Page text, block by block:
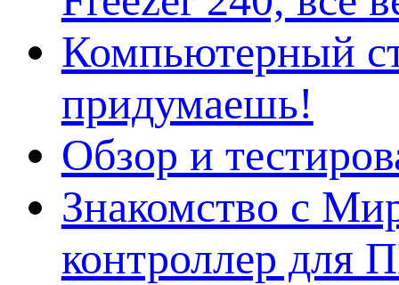
Компьютерный
придумаешь!
Обзор и
Знакомство с
контроллер для